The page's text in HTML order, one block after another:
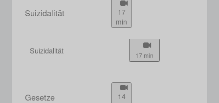
Suizidalität
17
min
Suizidalität 17 min
Gesetze
14